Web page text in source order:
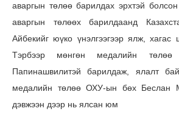
аваргын төлөө барилдах эрхтэй
аваргын төлөөх барилдаанд
Айбекийг юүко үнэлгээгээр ялж, хагас
Тэрбээр мөнгөн медалийн
Папинашвилитэй барилдаж, ялалт
медалийн төлөө ОХУ-ын бөх Беслан
дэвжээн дээр нь ялсан юм